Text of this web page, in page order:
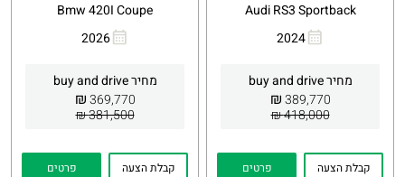
Audi RS3 Sportback
2024
מחיר buy and drive
389,770
₪
418,000 ₪
Whatsapp
קבלת הצעה פרטים
Bmw 420I Coupe
2026
מחיר buy and drive
369,770
₪
381,500 ₪
Whatsapp
קבלת הצעה פרטים